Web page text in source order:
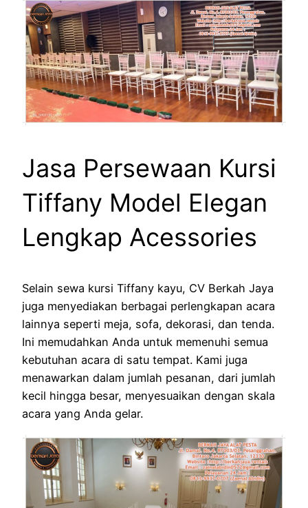
Jasa Persewaan Kursi
Tiffany Model Elegan
Lengkap Acessories
Selain sewa kursi Tiffany kayu, CV Berkah Jaya
juga menyediakan berbagai perlengkapan acara
lainnya seperti meja, sofa, dekorasi, dan tenda.
Ini memudahkan Anda untuk memenuhi semua
kebutuhan acara di satu tempat. Kami juga
menawarkan dalam jumlah pesanan, dari jumlah
kecil hingga besar, menyesuaikan dengan skala
acara yang Anda gelar.